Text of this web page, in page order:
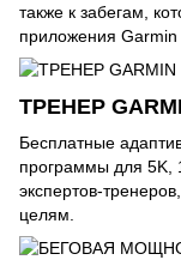
также к забегам,
приложения
ТРЕНЕР
Бесплатные
программы для 5K,
экспертов-
целям.